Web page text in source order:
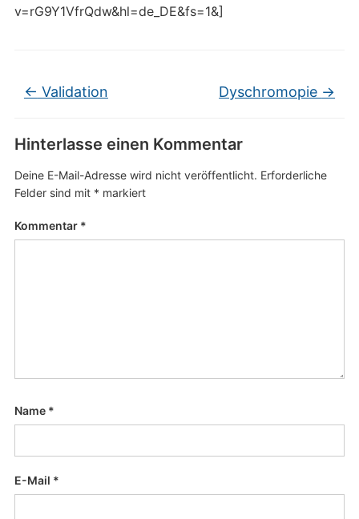
v=rG9Y1VfrQdw&hl=de_DE&fs=1&]
← Validation Dyschromopie →
Hinterlasse einen Kommentar
Deine E-Mail-Adresse wird nicht veröffentlicht. Erforderliche
Felder sind mit * markiert
Kommentar *
Name *
E-Mail *